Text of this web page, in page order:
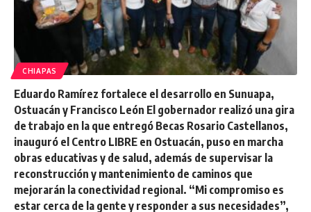
CHIAPAS
Eduardo Ramírez fortalece el desarrollo en Sunuapa,
Ostuacán y Francisco León El gobernador realizó una gira
de trabajo en la que entregó Becas Rosario Castellanos,
inauguró el Centro LIBRE en Ostuacán, puso en marcha
obras educativas y de salud, además de supervisar la
reconstrucción y mantenimiento de caminos que
mejorarán la conectividad regional. “Mi compromiso es
estar cerca de la gente y responder a sus necesidades”,